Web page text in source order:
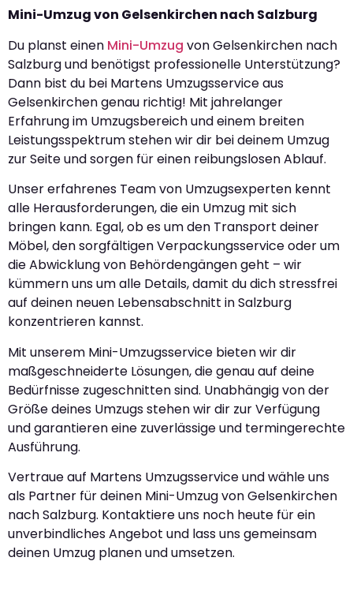
Mini-Umzug von Gelsenkirchen nach Salzburg
Du planst einen Mini-Umzug von Gelsenkirchen nach
Salzburg und benötigst professionelle Unterstützung?
Dann bist du bei Martens Umzugsservice aus
Gelsenkirchen genau richtig! Mit jahrelanger
Erfahrung im Umzugsbereich und einem breiten
Leistungsspektrum stehen wir dir bei deinem Umzug
zur Seite und sorgen für einen reibungslosen Ablauf.
Unser erfahrenes Team von Umzugsexperten kennt
alle Herausforderungen, die ein Umzug mit sich
bringen kann. Egal, ob es um den Transport deiner
Möbel, den sorgfältigen Verpackungsservice oder um
die Abwicklung von Behördengängen geht – wir
kümmern uns um alle Details, damit du dich stressfrei
auf deinen neuen Lebensabschnitt in Salzburg
konzentrieren kannst.
Mit unserem Mini-Umzugsservice bieten wir dir
maßgeschneiderte Lösungen, die genau auf deine
Bedürfnisse zugeschnitten sind. Unabhängig von der
Größe deines Umzugs stehen wir dir zur Verfügung
und garantieren eine zuverlässige und termingerechte
Ausführung.
Vertraue auf Martens Umzugsservice und wähle uns
als Partner für deinen Mini-Umzug von Gelsenkirchen
nach Salzburg. Kontaktiere uns noch heute für ein
unverbindliches Angebot und lass uns gemeinsam
deinen Umzug planen und umsetzen.